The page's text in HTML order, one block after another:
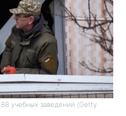
учебных заведений (Getty